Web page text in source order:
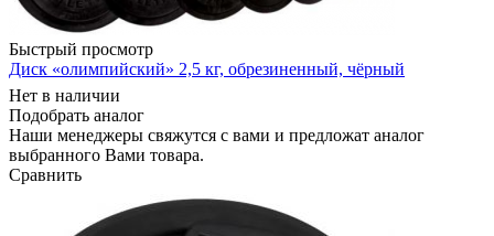
Быстрый просмотр
Диск «олимпийский» 2,5 кг, обрезиненный, чёрный
Нет в наличии
Подобрать аналог
Наши менеджеры свяжутся с вами и предложат аналог
выбранного Вами товара.
Сравнить